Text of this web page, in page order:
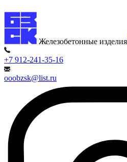
Железобетонные изделия
+7 912-241-35-16
ooobzsk@list.ru